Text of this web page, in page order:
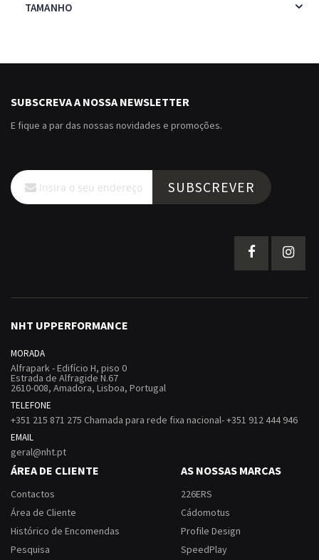
TAMANHO
SUBSCREVA A NOSSA NEWSLETTER
E fique a par das nossas novidades e promoções.
Subscreva
a
nossa
SUBSCREVER
NHT UPPERFORMANCE
MORADA
Alfrapark - Edifício H, piso 0
Estrada de Alfragide N.67
2610-008, Amadora, Lisboa, Portugal
TELEFONE
+351 215 871 275 Chamada para rede fixa nacional- +351 912 444 946
EMAIL
geral@nht.pt
ÁREA DE CLIENTE
Contactos
Área de Cliente
Histórico de Encomendas
Pesquisa
AS NOSSAS MARCAS
226ERS
Cádomotus
Profile Design
SpeedPlay